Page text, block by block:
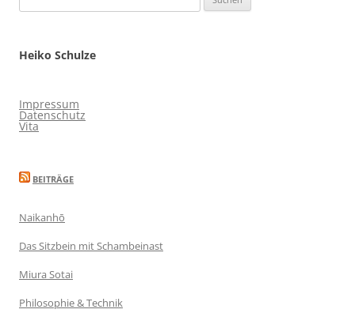
nach:
Heiko Schulze
Impressum
Datenschutz
Vita
BEITRÄGE
Naikanhō
Das Sitzbein mit Schambeinast
Miura Sotai
Philosophie & Technik